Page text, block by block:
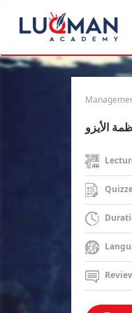
الأيزو